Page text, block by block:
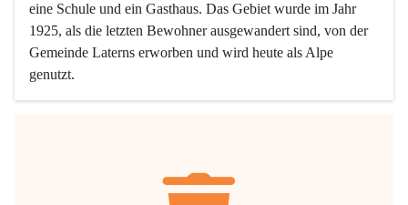
eine Schule und ein Gasthaus. Das Gebiet wurde im Jahr
1925, als die letzten Bewohner ausgewandert sind, von der
Gemeinde Laterns erworben und wird heute als Alpe
genutzt.